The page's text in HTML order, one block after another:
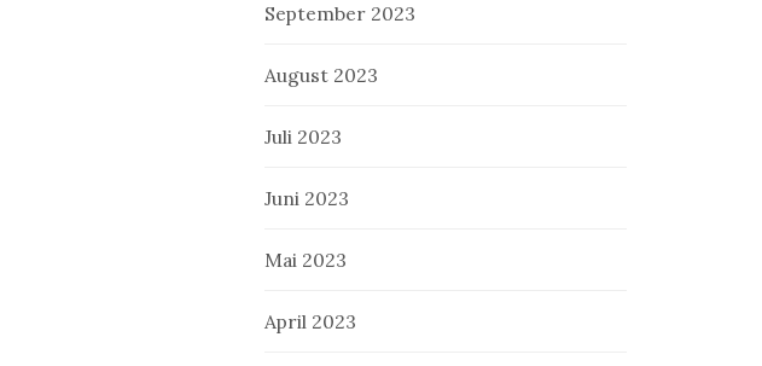
September 2023
August 2023
Juli 2023
Juni 2023
Mai 2023
April 2023